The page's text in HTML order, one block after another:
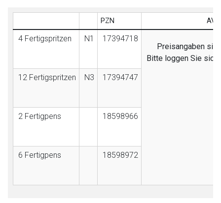
PZN
4 Fertigspritzen N1
17394718
Preisangaben
Bitte loggen Sie sich
12 Fertigspritzen N3 17394747
2 Fertigpens 18598966
6 Fertigpens 18598972